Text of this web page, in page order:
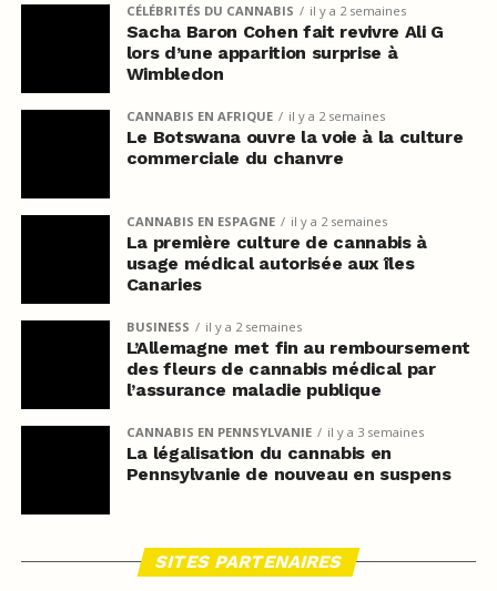
CÉLÉBRITÉS DU CANNABIS il y a 2 semaines
Sacha Baron Cohen fait revivre Ali G
lors d’une apparition surprise à
Wimbledon
CANNABIS EN AFRIQUE il y a 2 semaines
Le Botswana ouvre la voie à la culture
commerciale du chanvre
CANNABIS EN ESPAGNE il y a 2 semaines
La première culture de cannabis à
usage médical autorisée aux îles
Canaries
BUSINESS il y a 2 semaines
L’Allemagne met fin au remboursement
des fleurs de cannabis médical par
l’assurance maladie publique
CANNABIS EN PENNSYLVANIE il y a 3 semaines
La légalisation du cannabis en
Pennsylvanie de nouveau en suspens
SITES PARTENAIRES